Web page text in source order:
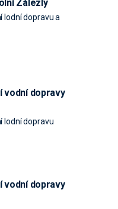
Zálezly
lodní dopravu a
vodní dopravy
lodní dopravu
vodní dopravy